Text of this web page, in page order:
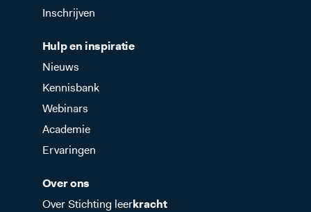
Inschrijven
Hulp en inspiratie
Nieuws
Kennisbank
Webinars
Academie
Ervaringen
Over ons
Over Stichting leerkracht